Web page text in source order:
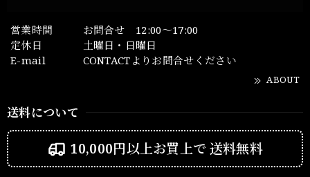
営業時間
お問合せ 12:00～17:00
定休日
土曜日・日曜日
E-mail
CONTACTよりお問合せください
ABOUT
送料について
10,000円以上お買上で送料無料